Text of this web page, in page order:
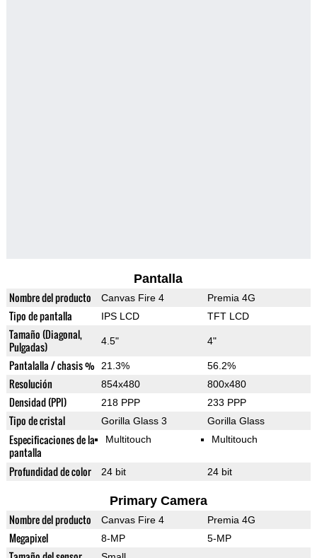
Pantalla
Nombre del producto Canvas Fire 4 Premia 4G
Tipo de pantalla IPS LCD TFT LCD
Tamaño (Diagonal,
Pulgadas)
4.5" 4"
Pantalalla / chasis % 21.3% 56.2%
Resolución 854x480 800x480
Densidad (PPI) 218 PPP 233 PPP
Tipo de cristal Gorilla Glass 3 Gorilla Glass
Especificaciones de la
pantalla
Multitouch Multitouch
Profundidad de color 24 bit 24 bit
Primary Camera
Nombre del producto Canvas Fire 4 Premia 4G
Megapixel 8-MP 5-MP